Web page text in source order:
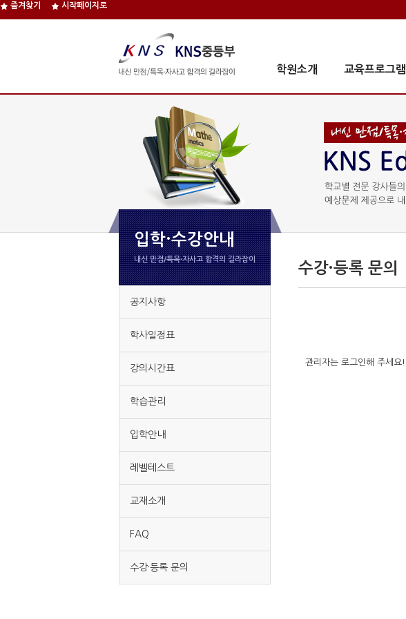
즐겨찾기 시작페이지로
학원소개 교육프로그램
입학·수강안내
내신 만점/특목∙자사고 합격의 길라잡이
공지사항
학사일정표
강의시간표
학습관리
입학안내
레벨테스트
교재소개
FAQ
수강·등록 문의
수강·등록 문의
관리자는 로그인해 주세요!